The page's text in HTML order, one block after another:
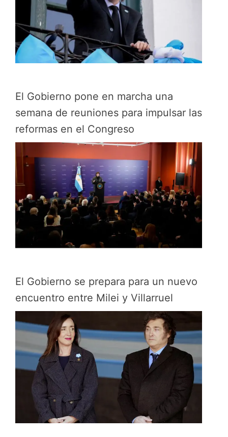
El Gobierno pone en marcha una
semana de reuniones para impulsar las
reformas en el Congreso
El Gobierno se prepara para un nuevo
encuentro entre Milei y Villarruel